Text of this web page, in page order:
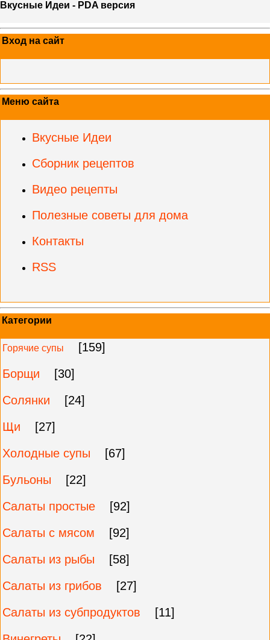
Вкусные Идеи - PDA версия
Вход на сайт
Меню сайта
Вкусные Идеи
Сборник рецептов
Видео рецепты
Полезные советы для дома
Контакты
RSS
Категории
Горячие супы
[159]
Борщи
[30]
Солянки
[24]
Щи
[27]
Холодные супы
[67]
Бульоны
[22]
Салаты простые
[92]
Салаты с мясом
[92]
Салаты из рыбы
[58]
Салаты из грибов
[27]
Салаты из субпродуктов
[11]